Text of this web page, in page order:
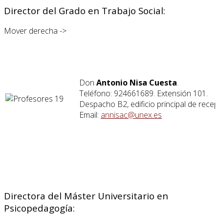
Director del Grado en Trabajo Social:
Mover derecha ->
Don Antonio Nisa Cuesta.
Teléfono: 924661689. Extensión 101.
Despacho B2, edificio principal de
Email: annisac@unex.es
Directora del Máster Universitario en
Psicopedagogía: